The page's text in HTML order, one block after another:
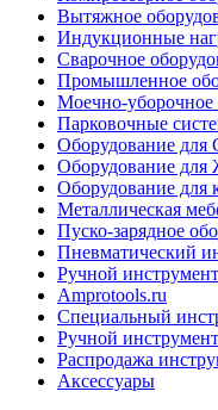
Вытяжное
Индукционные
Сварочное
Промышленное
Моечно-уборочное
Парковочные
Оборудование для
Оборудование для
Оборудование для
Металлическая
Пуско-зарядное
Пневматический
Ручной инструмент
Amprotools.ru
Специальный
Ручной
Распродажа
Аксессуары